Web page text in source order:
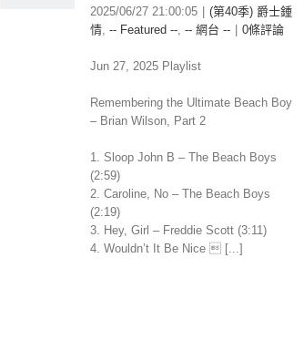
2025/06/27 21:00:05
(第40季) 爵士鍾
情, -- Featured --, -- 網台 -- 0條評論
Jun 27, 2025 Playlist
Remembering the Ultimate Beach Boy
– Brian Wilson, Part 2
1. Sloop John B – The Beach Boys
(2:59)
2. Caroline, No – The Beach Boys
(2:19)
3. Hey, Girl – Freddie Scott (3:11)
4. Wouldn’t It Be Nice  [...]